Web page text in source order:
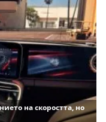
на скоростта, но